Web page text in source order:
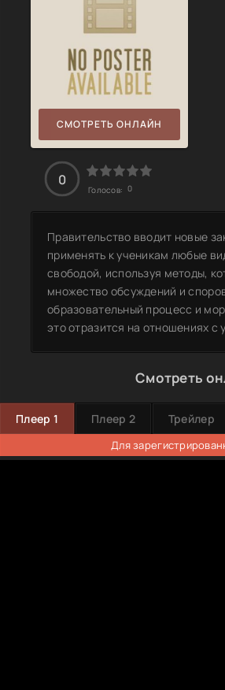
СМОТРЕТЬ ОНЛАЙН
0
Голосов: 0
Правительство вводит новые
применять к ученикам любые
свободой, используя методы,
множество обсуждений и
образовательный процесс и
это отразится на отношениях с
Смотреть
Плеер 1 Плеер 2 Трейлер
Для